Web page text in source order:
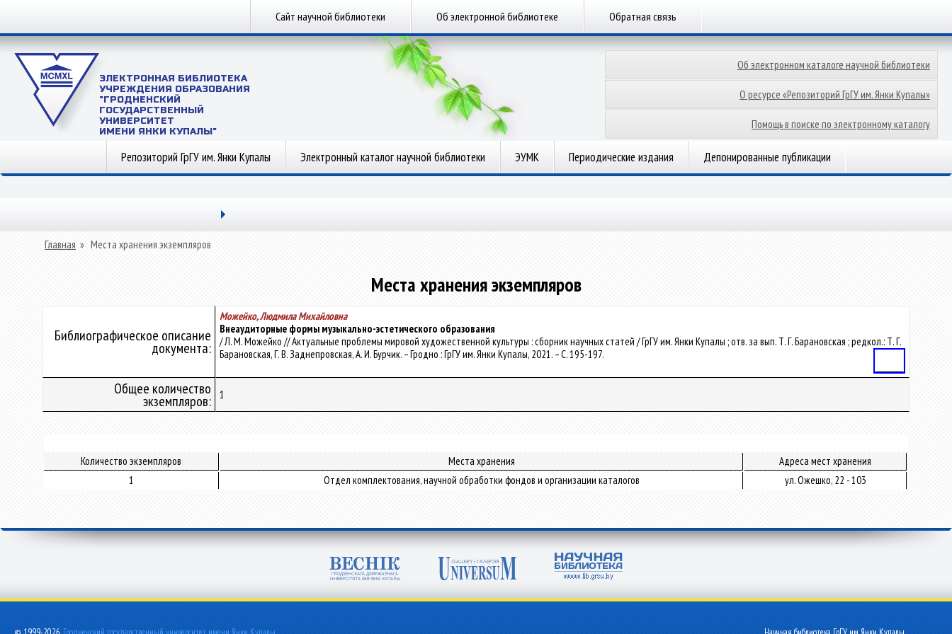
Сайт научной библиотеки Об электронной библиотеке Обратная связь
ЭЛЕКТРОННАЯ БИБЛИОТЕКА
УЧРЕЖДЕНИЯ ОБРАЗОВАНИЯ
"ГРОДНЕНСКИЙ
ГОСУДАРСТВЕННЫЙ
УНИВЕРСИТЕТ
ИМЕНИ ЯНКИ КУПАЛЫ"
Об электронном каталоге научной библиотеки
О ресурсе «Репозиторий ГрГУ им. Янки Купалы»
Помощь в поиске по электронному каталогу
Репозиторий ГрГУ им. Янки Купалы Электронный каталог научной библиотеки ЭУМК Периодические издания Депонированные публикации
Главная » Места хранения экземпляров
Места хранения экземпляров
Библиографическое описание
документа:
Можейко, Людмила Михайловна
Внеаудиторные формы музыкально-эстетического образования
/ Л. М. Можейко // Актуальные проблемы мировой художественной культуры : сборник научных статей / ГрГУ им. Янки Купалы ; отв. за вып. Т. Г. Барановская ; редкол.: Т. Г.
Барановская, Г. В. Заднепровская, А. И. Бурчик. – Гродно : ГрГУ им. Янки Купалы, 2021. – С. 195-197.
Общее количество
экземпляров: 1
Количество экземпляров Места хранения
Адреса мест хранения
1
Отдел комплектования, научной обработки фондов и организации каталогов ул. Ожешко, 22 - 103